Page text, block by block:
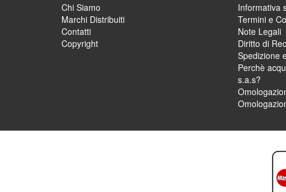
Chi Siamo
Marchi Distribuiti
Contatti
Copyright
Informativa
Termini e
Note Legali
Diritto di
Spedizione
Perchè
s.a.s?